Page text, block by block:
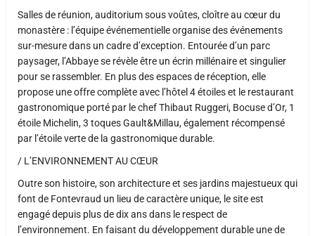
Salles de réunion, auditorium sous voûtes, cloître au cœur du
monastère : l’équipe événementielle organise des événements
sur-mesure dans un cadre d’exception. Entourée d’un parc
paysager, l’Abbaye se révèle être un écrin millénaire et singulier
pour se rassembler. En plus des espaces de réception, elle
propose une offre complète avec l’hôtel 4 étoiles et le restaurant
gastronomique porté par le chef Thibaut Ruggeri, Bocuse d’Or, 1
étoile Michelin, 3 toques Gault&Millau, également récompensé
par l’étoile verte de la gastronomique durable.
/ L’ENVIRONNEMENT AU CŒUR
Outre son histoire, son architecture et ses jardins majestueux qui
font de Fontevraud un lieu de caractère unique, le site est
engagé depuis plus de dix ans dans le respect de
l’environnement. En faisant du développement durable une de